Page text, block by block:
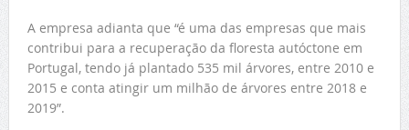
A empresa adianta que “é uma das empresas que mais
contribui para a recuperação da floresta autóctone em
Portugal, tendo já plantado 535 mil árvores, entre 2010 e
2015 e conta atingir um milhão de árvores entre 2018 e
2019”.